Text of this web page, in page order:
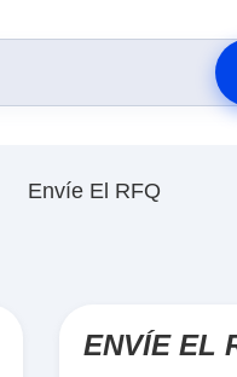
Envíe El RFQ
ENVÍE EL